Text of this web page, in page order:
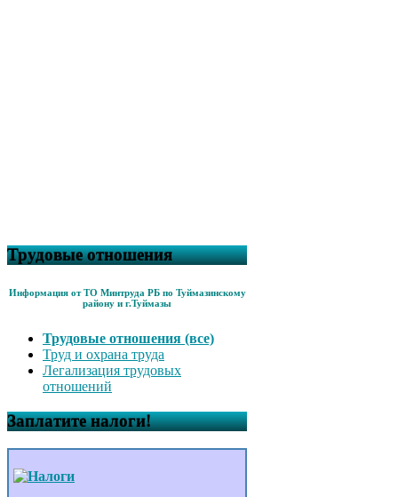
Трудовые отношения
Информация от ТО Минтруда РБ по Туймазинскому
району и г.Туймазы
Трудовые отношения (все)
Труд и охрана труда
Легализация трудовых
отношений
Заплатите налоги!